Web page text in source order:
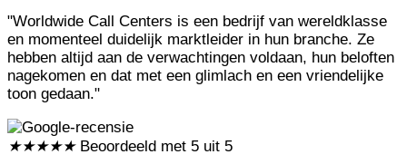
"Worldwide Call Centers is een bedrijf van wereldklasse
en momenteel duidelijk marktleider in hun branche. Ze
hebben altijd aan de verwachtingen voldaan, hun beloften
nagekomen en dat met een glimlach en een vriendelijke
toon gedaan."
★★★★★ Beoordeeld met 5 uit 5